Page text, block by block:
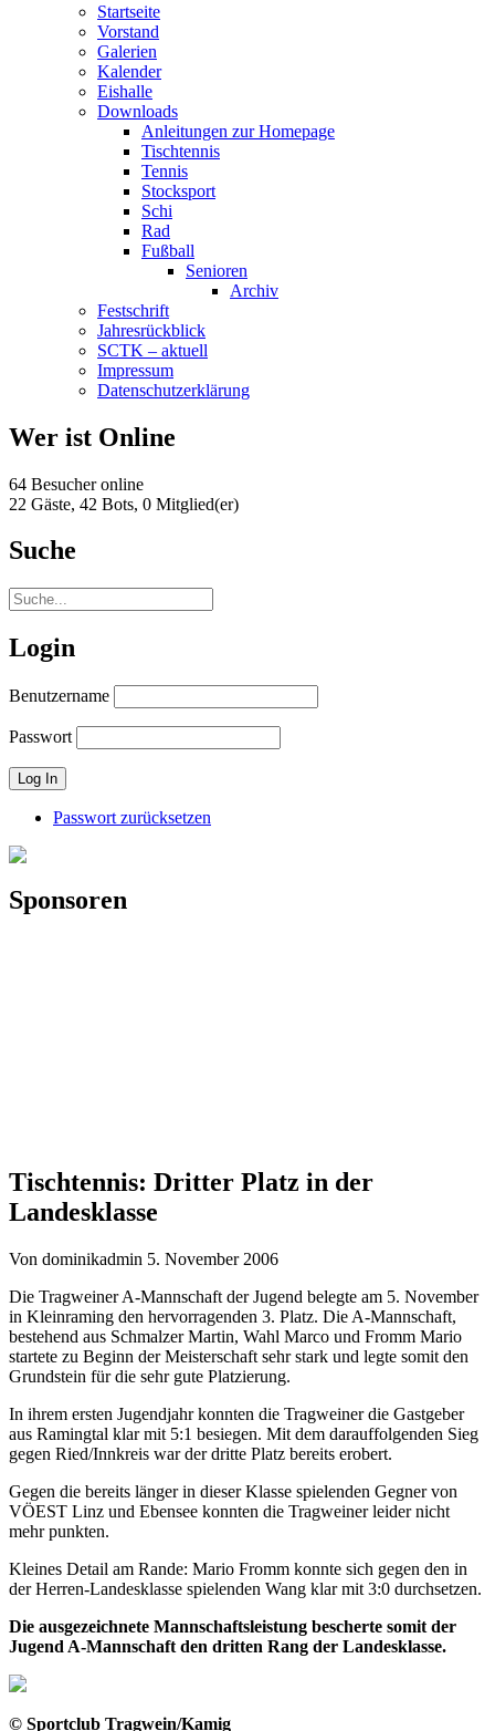
Startseite
Vorstand
Galerien
Kalender
Eishalle
Downloads
Anleitungen zur Homepage
Tischtennis
Tennis
Stocksport
Schi
Rad
Fußball
Senioren
Archiv
Festschrift
Jahresrückblick
SCTK – aktuell
Impressum
Datenschutzerklärung
Wer ist Online
64 Besucher online
22 Gäste, 42 Bots, 0 Mitglied(er)
Suche
Login
Benutzername
Passwort
Passwort zurücksetzen
Sponsoren
Tischtennis: Dritter Platz in der
Landesklasse
Von dominikadmin 5. November 2006
Die Tragweiner A-Mannschaft der Jugend belegte am 5. November
in Kleinraming den hervorragenden 3. Platz. Die A-Mannschaft,
bestehend aus Schmalzer Martin, Wahl Marco und Fromm Mario
startete zu Beginn der Meisterschaft sehr stark und legte somit den
Grundstein für die sehr gute Platzierung.
In ihrem ersten Jugendjahr konnten die Tragweiner die Gastgeber
aus Ramingtal klar mit 5:1 besiegen. Mit dem darauffolgenden Sieg
gegen Ried/Innkreis war der dritte Platz bereits erobert.
Gegen die bereits länger in dieser Klasse spielenden Gegner von
VÖEST Linz und Ebensee konnten die Tragweiner leider nicht
mehr punkten.
Kleines Detail am Rande: Mario Fromm konnte sich gegen den in
der Herren-Landesklasse spielenden Wang klar mit 3:0 durchsetzen.
Die ausgezeichnete Mannschaftsleistung bescherte somit der
Jugend A-Mannschaft den dritten Rang der Landesklasse.
© Sportclub Tragwein/Kamig